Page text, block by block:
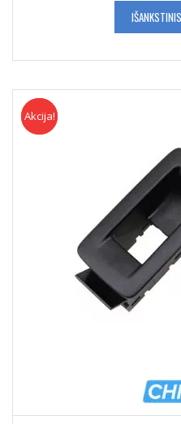
Akcija
Akcija!